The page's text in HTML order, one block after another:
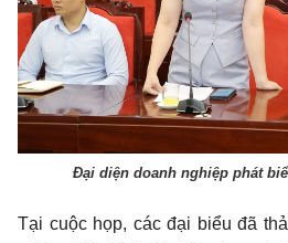
Đại diện doanh nghiệp phát
Tại cuộc họp, các đại biểu đã